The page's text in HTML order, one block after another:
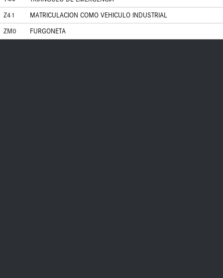
Z41
MATRICULACION COMO VEHICULO INDUSTRIAL
ZM0
FURGONETA